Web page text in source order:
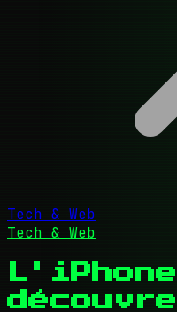
Tech & Web
Tech & Web